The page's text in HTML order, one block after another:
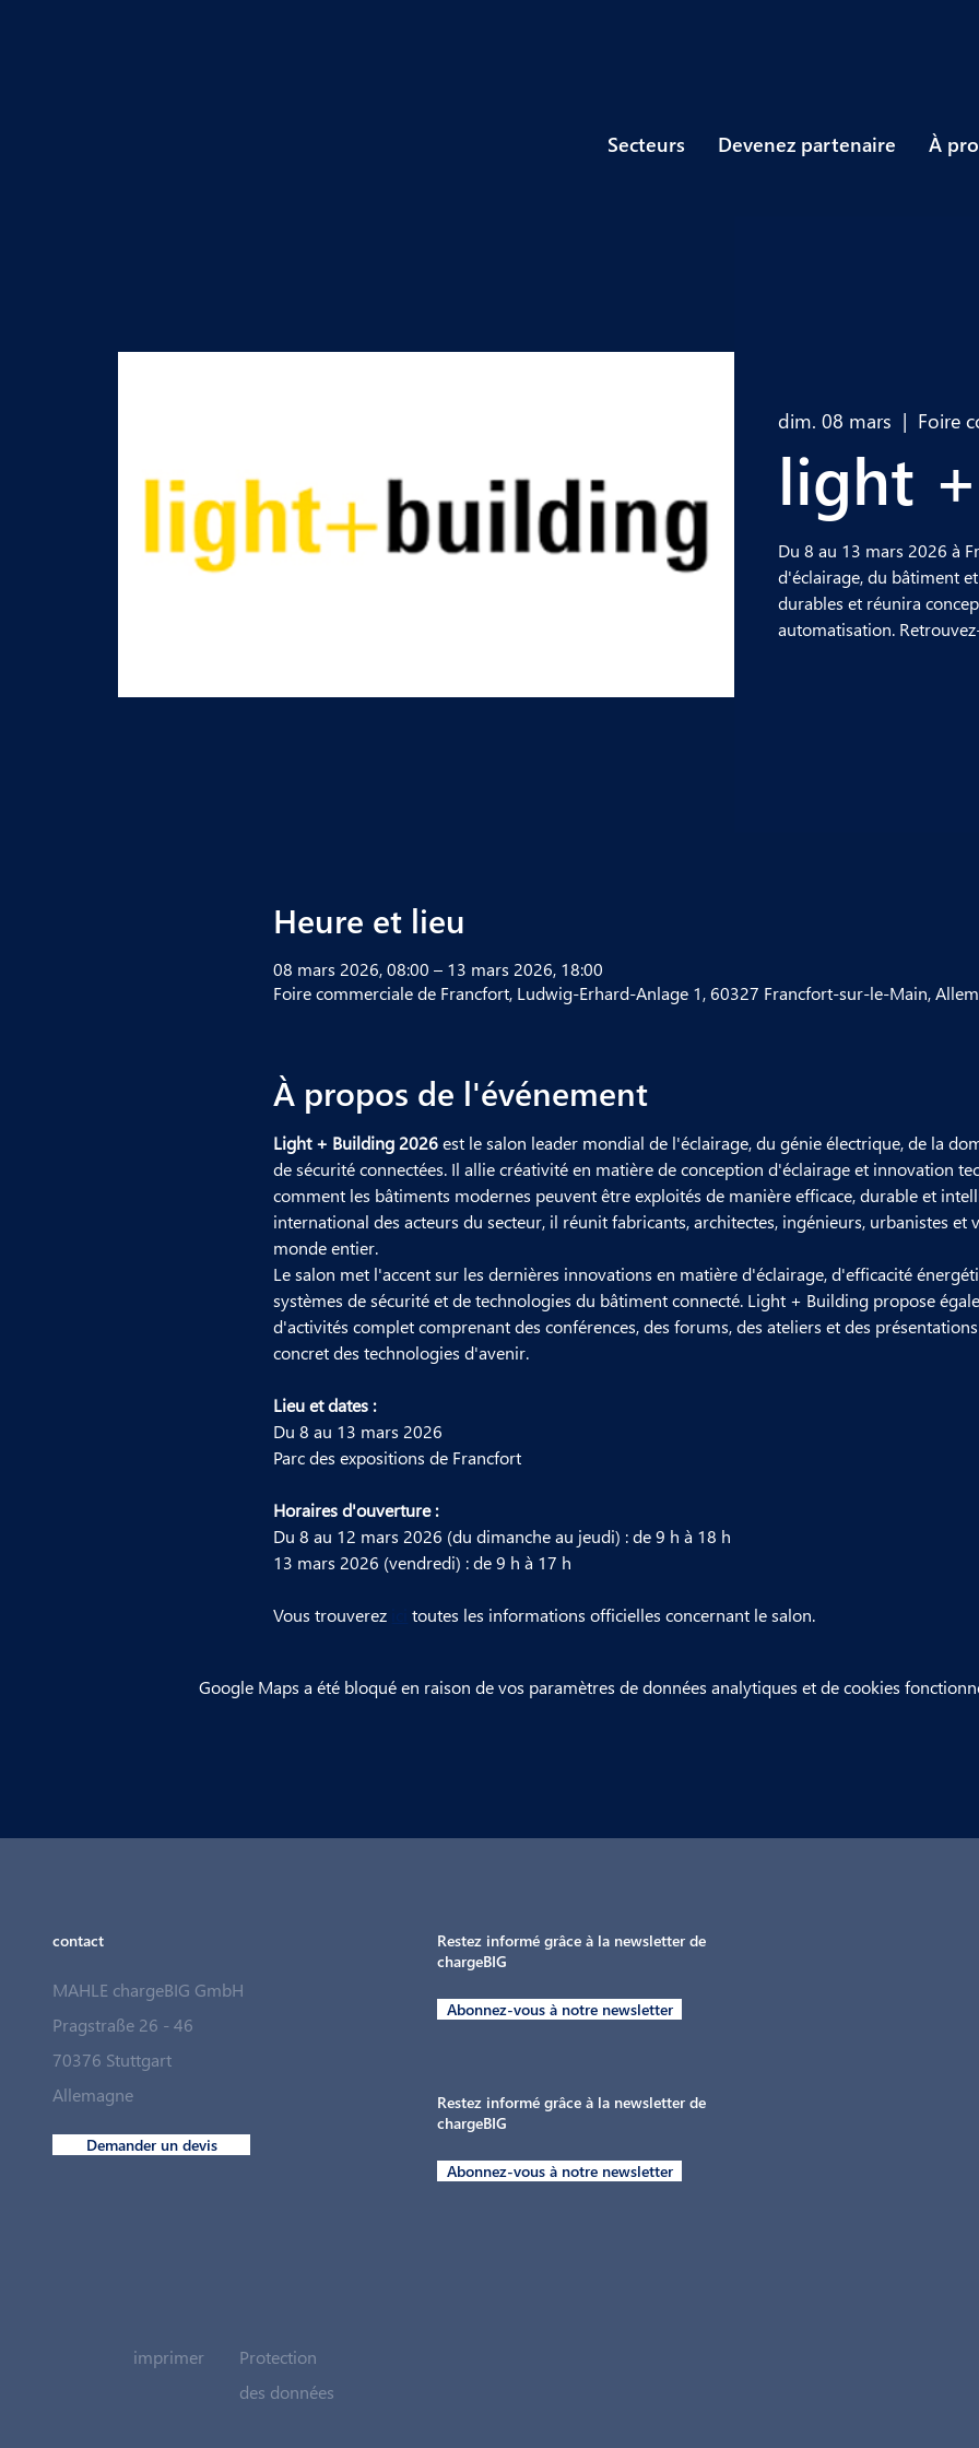
Secteurs Devenez partenaire À
dim. 08 mars
  |
Foire
light
Du 8 au 13 mars 2026 à
d'éclairage, du bâtiment
durables et réunira
automatisation.
Heure et lieu
08 mars 2026, 08:00 – 13 mars 2026, 18:00
Foire commerciale de Francfort, Ludwig-Erhard-Anlage 1, 60327 Francfort-sur-le-Main,
À propos de l'événement
Light + Building 2026 est le salon leader mondial de l'éclairage, du génie électrique, de la
de sécurité connectées. Il allie créativité en matière de conception d'éclairage et innovation
comment les bâtiments modernes peuvent être exploités de manière efficace, durable et
international des acteurs du secteur, il réunit fabricants, architectes, ingénieurs, urbanistes et
monde entier.
Le salon met l'accent sur les dernières innovations en matière d'éclairage, d'efficacité
systèmes de sécurité et de technologies du bâtiment connecté. Light + Building propose
d'activités complet comprenant des conférences, des forums, des ateliers et des
concret des technologies d'avenir.
Lieu et dates :
Du 8 au 13 mars 2026
Parc des expositions de Francfort
Horaires d'ouverture :
Du 8 au 12 mars 2026 (du dimanche au jeudi) : de 9 h à 18 h
13 mars 2026 (vendredi) : de 9 h à 17 h
Vous trouverez toutes les informations officielles concernant le salon.
Google Maps a été bloqué en raison de vos paramètres de données analytiques et de cookies
contact
MAHLE chargeBIG GmbH
Pragstraße 26 - 46
70376 Stuttgart
Allemagne
Demander un devis
Restez informé grâce à la newsletter de
chargeBIG
Abonnez-vous à notre newsletter
Restez informé grâce à la newsletter de
chargeBIG
Abonnez-vous à notre newsletter
imprimer
Protection
des données